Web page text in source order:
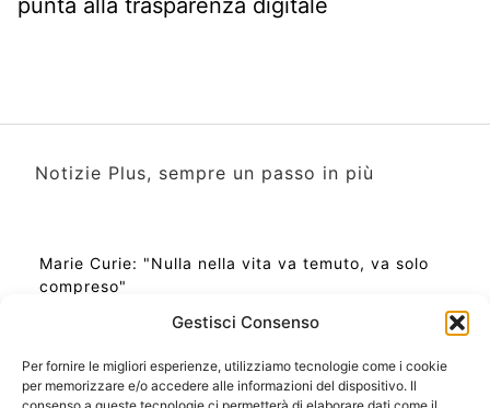
Gestisci Consenso
Per fornire le migliori esperienze, utilizziamo tecnologie come i cookie
per memorizzare e/o accedere alle informazioni del dispositivo. Il
punta alla trasparenza digitale
Notizie Plus, sempre un passo in più
Marie Curie: "Nulla nella vita va temuto, va solo
compreso"
Ora Esatta in Italia in questo momento